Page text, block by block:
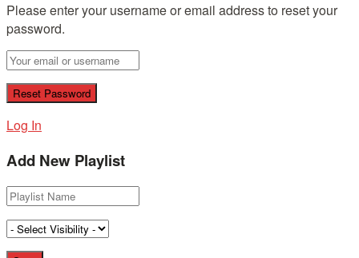
Please enter your username or email address to reset your
password.
Log In
Add New Playlist